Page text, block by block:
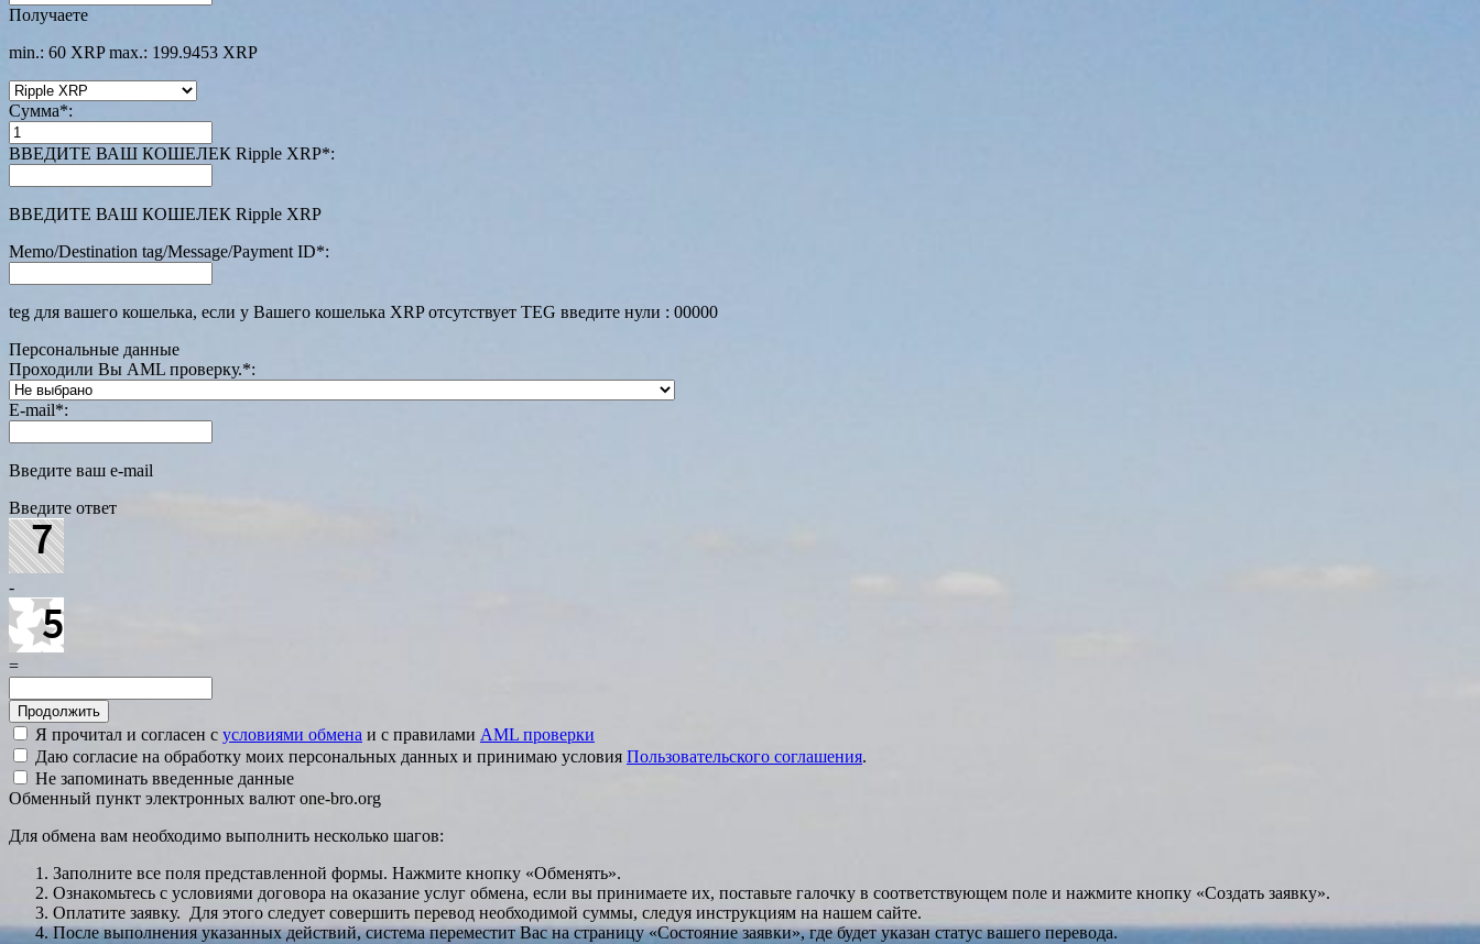
Получаете
min.: 60 XRP max.: 199.9453 XRP
Сумма*:
ВВЕДИТЕ ВАШ КОШЕЛЕК Ripple XRP*:
ВВЕДИТЕ ВАШ КОШЕЛЕК Ripple XRP
Memo/Destination tag/Message/Payment ID*:
teg для вашего кошелька, если у Вашего кошелька XRP отсутствует TEG введите нули : 00000
Персональные данные
Проходили Вы AML проверку.*:
E-mail*:
Введите ваш e-mail
Введите ответ
-
=
Я прочитал и согласен с условиями обмена и с правилами AML проверки
Даю согласие на обработку моих персональных данных и принимаю условия Пользовательского соглашения.
Не запоминать введенные данные
Обменный пункт электронных валют one-bro.org
Для обмена вам необходимо выполнить несколько шагов:
Заполните все поля представленной формы. Нажмите кнопку «Обменять».
Ознакомьтесь с условиями договора на оказание услуг обмена, если вы принимаете их, поставьте галочку в соответствующем поле и нажмите кнопку «Создать заявку».
Оплатите заявку. Для этого следует совершить перевод необходимой суммы, следуя инструкциям на нашем сайте.
После выполнения указанных действий, система переместит Вас на страницу «Состояние заявки», где будет указан статус вашего перевода.